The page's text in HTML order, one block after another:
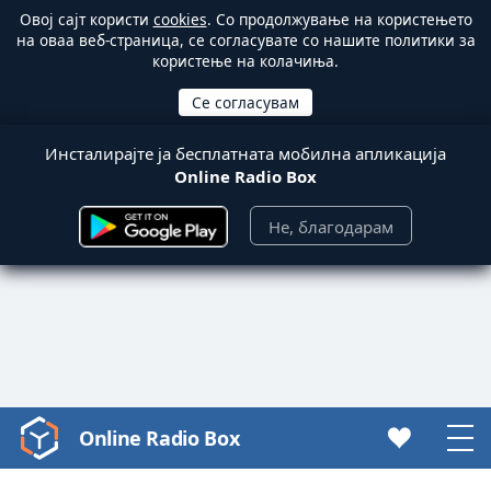
Овој сајт користи cookies. Со продолжување на користењето
на оваа веб-страница, се согласувате со нашите политики за
користење на колачиња.
Инсталирајте ја бесплатната мобилна апликација
Online Radio Box
Не, благодарам
Video
Player
Online Radio Box